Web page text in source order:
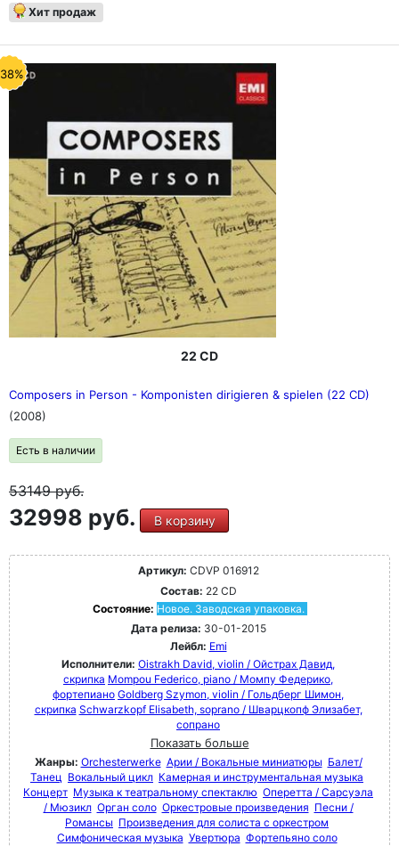
Хит продаж
22 CD
Composers in Person - Komponisten dirigieren & spielen (22 CD)
(2008)
Есть в наличии
53149руб.
32998 руб. В корзину
Артикул: CDVP 016912
Состав: 22 CD
Состояние: Новое. Заводская упаковка.
Дата релиза: 30-01-2015
Лейбл: Emi
Исполнители: Oistrakh David, violin / Ойстрах Давид,
скрипка Mompou Federico, piano / Момпу Федерико,
фортепиано Goldberg Szymon, violin / Гольдберг Шимон,
скрипка Schwarzkopf Elisabeth, soprano / Шварцкопф Элизабет,
сопрано
Показать больше
Жанры: Orchesterwerke Арии / Вокальные миниатюры Балет/
Танец Вокальный цикл Камерная и инструментальная музыка
Концерт Музыка к театральному спектаклю Оперетта / Сарсуэла
/ Мюзикл Орган соло Оркестровые произведения Песни /
Романсы Произведения для солиста с оркестром
Симфоническая музыка Увертюра Фортепьяно соло